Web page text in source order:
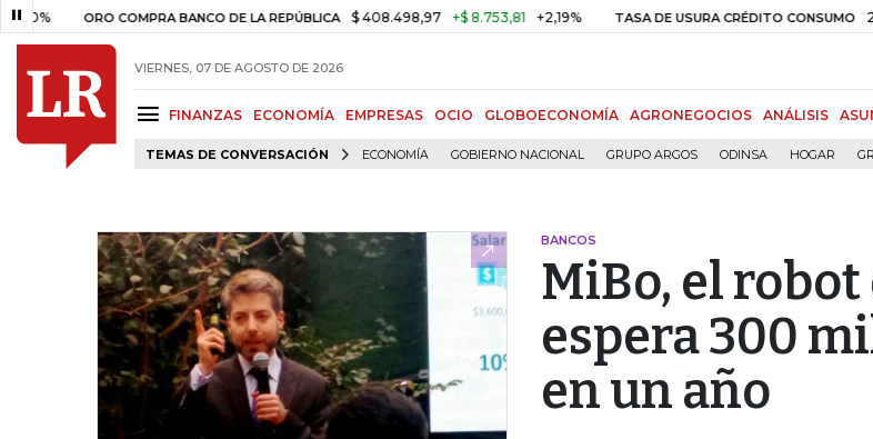
ORO COMPRA BANCO DE LA REPÚBLICA $ 408.498,97 +$ 8.753,81 +2,19% TASA DE USURA CRÉDITO CONSUMO 29,66%
VIERNES, 07 DE AGOSTO DE 2026
FINANZAS ECONOMÍA EMPRESAS OCIO GLOBOECONOMÍA AGRONEGOCIOS ANÁLISIS
TEMAS DE CONVERSACIÓN ECONOMÍA GOBIERNO NACIONAL GRUPO ARGOS ODINSA HOGAR
BANCOS
MiBo, el
espera 300
en un año